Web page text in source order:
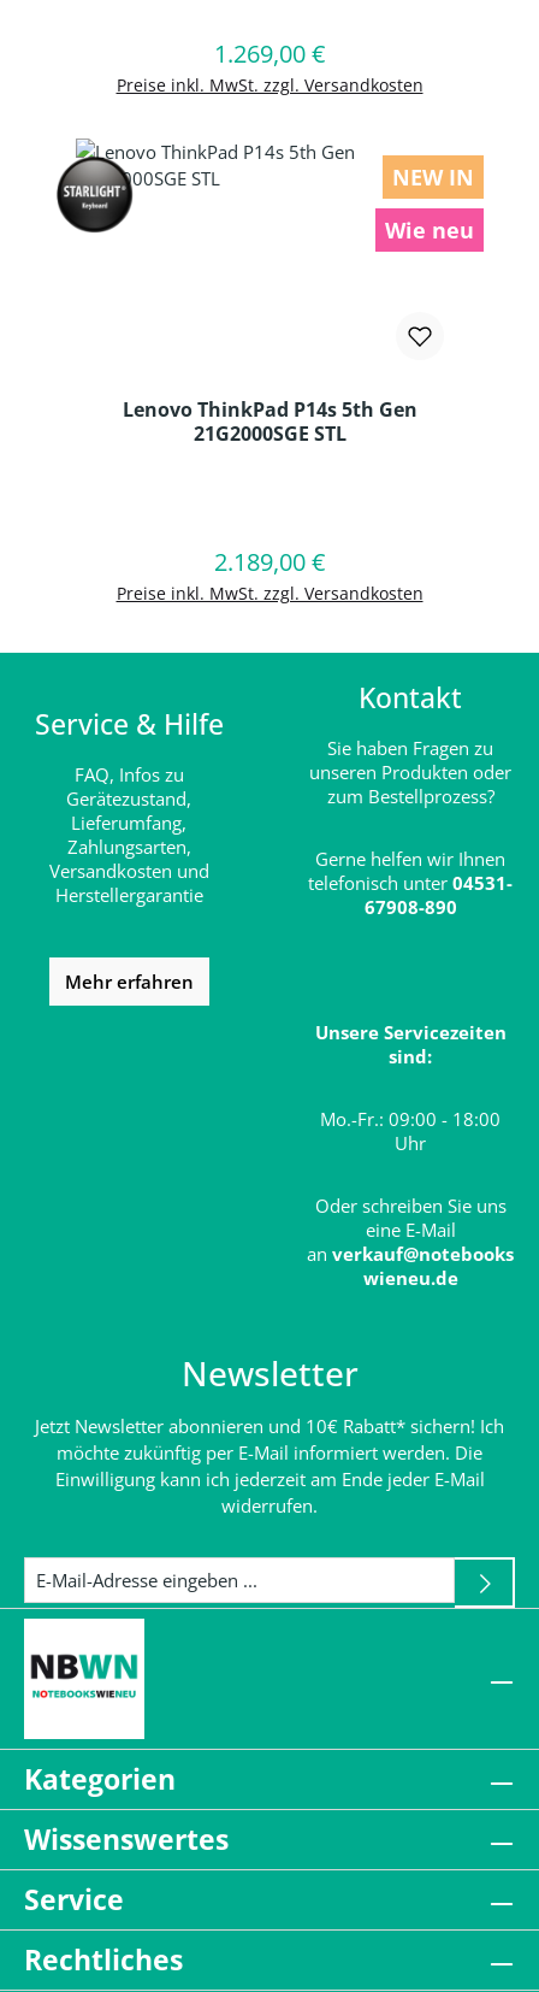
Regulärer Preis:
1.269,00 €
Preise inkl. MwSt. zzgl. Versandkosten
In den Warenkorb
NEW IN
Wie neu
Lenovo ThinkPad P14s 5th Gen
21G2000SGE STL
Regulärer Preis:
2.189,00 €
Preise inkl. MwSt. zzgl. Versandkosten
In den Warenkorb
Service & Hilfe
FAQ, Infos zu
Gerätezustand,
Lieferumfang,
Zahlungsarten,
Versandkosten und
Herstellergarantie
Mehr erfahren
Kontakt
Sie haben Fragen zu
unseren Produkten oder
zum Bestellprozess?
Gerne helfen wir Ihnen
telefonisch unter 04531-
67908-890
Unsere Servicezeiten
sind:
Mo.-Fr.: 09:00 - 18:00
Uhr
Oder schreiben Sie uns
eine E-Mail
an verkauf@notebooks
wieneu.de
Newsletter
Jetzt Newsletter abonnieren und 10€ Rabatt* sichern! Ich
möchte zukünftig per E-Mail informiert werden. Die
Einwilligung kann ich jederzeit am Ende jeder E-Mail
widerrufen.
Kategorien
Wissenswertes
Service
Rechtliches